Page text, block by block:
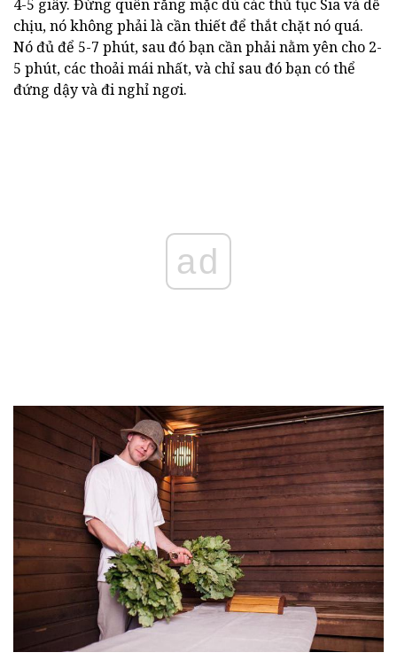
4-5 giây. Đừng quên rằng mặc dù các thủ tục Sia và dễ
chịu, nó không phải là cần thiết để thắt chặt nó quá.
Nó đủ để 5-7 phút, sau đó bạn cần phải nằm yên cho 2-
5 phút, các thoải mái nhất, và chỉ sau đó bạn có thể
đứng dậy và đi nghỉ ngơi.
ad